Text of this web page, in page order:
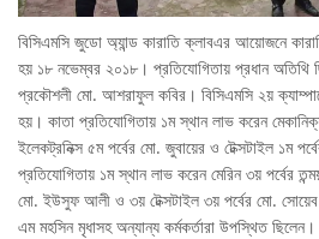
বিসিএমসি জুডো অ্যান্ড কারাতি ক্লাবএর আয়োজনে
হয় ১৮ নভেম্বর ২০১৮। প্রতিযোগিতায় প্রধান অতিথি
প্রকৌশলী মো. আশরাফুল কবির। বিসিএমসি ২য়
হয়। কাতা প্রতিযোগিতায় ১ম স্থান লাভ করেন
ইলেকট্রনিক্স ৫ম পর্বের মো. জুবায়ের ও টেক্সটাইল ১ম
প্রতিযোগিতায় ১ম স্থান লাভ করেন মেরিন ৩য় পর্বের
মো. ইউসুফ আলী ও ৩য় টেক্সটাইল ৩য় পর্বের মো.
এম মহসিন মৃধাসহ অন্যান্য কর্মকর্তারা উপস্থিত ছিলেন।